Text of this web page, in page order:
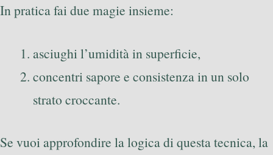
In pratica fai due magie insieme:
asciughi l’umidità in superficie,
concentri sapore e consistenza in un solo
strato croccante.
Se vuoi approfondire la logica di questa tecnica, la